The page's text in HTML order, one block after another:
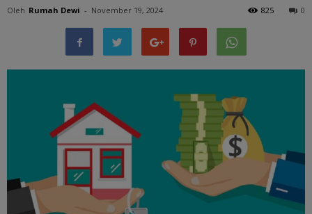
Oleh Rumah Dewi - November 19, 2024 0
825